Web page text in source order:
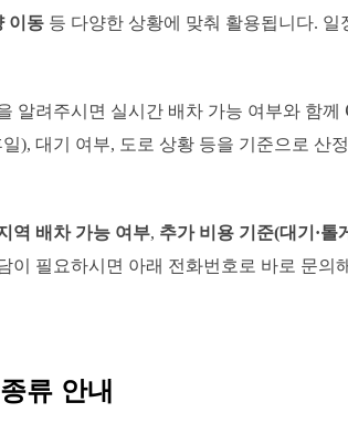
이동 등 다양한 상황에 맞춰 활용됩니다.
알려주시면 실시간 배차 가능 여부와 함께
), 대기 여부, 도로 상황 등을 기준으로 산
역 배차 가능 여부, 추가 비용 기준(대기·톨
이 필요하시면 아래 전화번호로 바로 문의
류 안내